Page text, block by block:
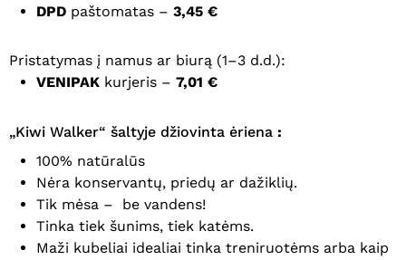
DPD paštomatas – 3,45 €
Pristatymas į namus ar biurą (1–3 d.d.):
VENIPAK kurjeris – 7,01 €
„Kiwi Walker“ šaltyje džiovinta ėriena :
100% natūralūs
Nėra konservantų, priedų ar dažiklių.
Tik mėsa – be vandens!
Tinka tiek šunims, tiek katėms.
Maži kubeliai idealiai tinka treniruotėms arba kaip